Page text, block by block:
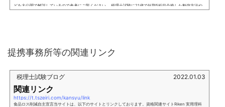
どを大公開で解説しているので参考にご覧ください。 税理士試験に21歳で短期5科目合格した勉強方法や
提携事務所等の関連リンク
税理士試験ブログ 2022.01.03
関連リンク
https://t.tszeiri.com/kansyu/link
食品ロス削減自主宣言当サイトは、以下のサイトとリンクしております。資格関連サイトRiken 実用理科